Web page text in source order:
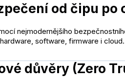
od čipu po
nejmodernějšího
software, firmware i cloud.
důvěry (Zero